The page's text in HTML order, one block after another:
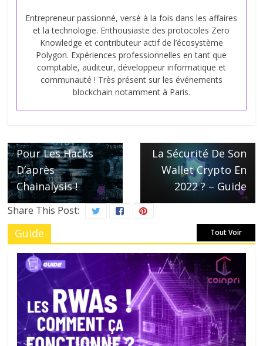
Entrepreneur passionné, versé à la fois dans les affaires
et la technologie. Enthousiaste des protocoles Zero
Knowledge et contributeur actif de l’écosystème
Polygon. Expériences professionnelles en tant que
comptable, auditeur, développeur informatique et
communauté ! Très présent sur les événements
blockchain notamment à Paris.
Pour Les Hacks
D’après
Chainalysis !
La Sécurité De Son
Wallet Crypto En
2022 ? – Guide
Share This Post:
Guide Tout Voir